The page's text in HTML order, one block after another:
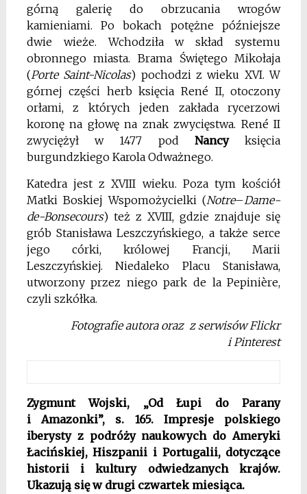
górną galerię do obrzucania wrogów
kamieniami. Po bokach potężne późniejsze
dwie wieże. Wchodziła w skład systemu
obronnego miasta. Brama Świętego Mikołaja
(Porte Saint-Nicolas) pochodzi z wieku XVI. W
górnej części herb księcia René II, otoczony
orłami, z których jeden zakłada rycerzowi
koronę na głowę na znak zwycięstwa. René II
zwyciężył w 1477 pod Nancyksięcia
burgundzkiego Karola Odważnego.
Katedra jest z XVIII wieku. Poza tym kościół
Matki Boskiej Wspomożycielki (Notre–Dame-
de-Bonsecours) też z XVIII, gdzie znajduje się
grób StanisławaLeszczyńskiego, a także serce
jego córki, królowej Francji, Marii
Leszczyńskiej.Niedaleko Placu Stanisława,
utworzony przez niego park de la Pepinière,
czyli szkółka.
Fotografie autora oraz z serwisów Flickr
i Pinterest
Zygmunt Wojski, „Od Łupi do Parany
i Amazonki”, s. 165. Impresje polskiego
iberysty z podróży naukowych do Ameryki
Łacińskiej, Hiszpanii i Portugalii, dotyczące
historii i kultury odwiedzanych krajów.
Ukazują się w drugi czwartek miesiąca.